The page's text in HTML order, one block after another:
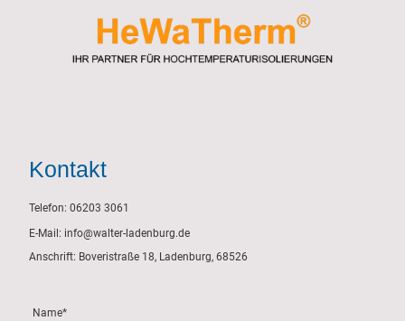
Kontakt
Telefon: 06203 3061
E-Mail: info@walter-ladenburg.de
Anschrift: Boveristraße 18, Ladenburg, 68526
Name*